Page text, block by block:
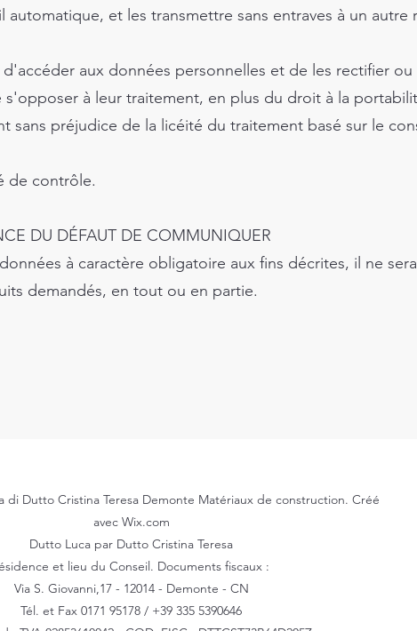
et les transmettre sans entraves à un autre
aux données personnelles et de les rectifier
à leur traitement, en plus du droit à la
sans préjudice de la licéité du traitement basé sur le
de contrôle.
DU DÉFAUT DE COMMUNIQUER
à caractère obligatoire aux fins décrites, il ne
demandés, en tout ou en partie.
di Dutto Cristina Teresa Demonte Matériaux de construction. Créé
avec Wix.com
Dutto Luca par Dutto Cristina Teresa
et lieu du Conseil. Documents fiscaux :
Via S. Giovanni,17 - 12014 - Demonte - CN
Tél. et Fax 0171 95178 / +39 335 5390646